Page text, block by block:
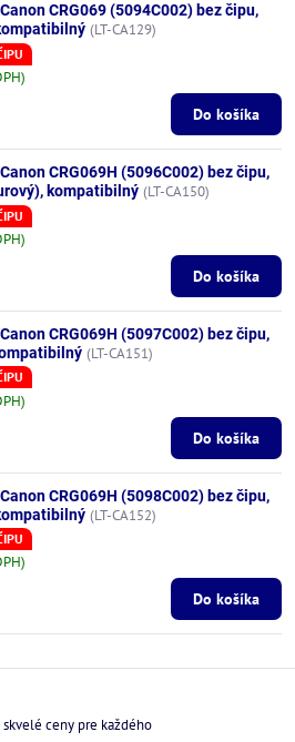
CRG069 (5094C002) bez čipu,
(LT-CA129)
Do košíka
CRG069H (5096C002) bez čipu,
kompatibilný (LT-CA150)
Do košíka
CRG069H (5097C002) bez čipu,
(LT-CA151)
Do košíka
CRG069H (5098C002) bez čipu,
(LT-CA152)
Do košíka
ceny pre každého